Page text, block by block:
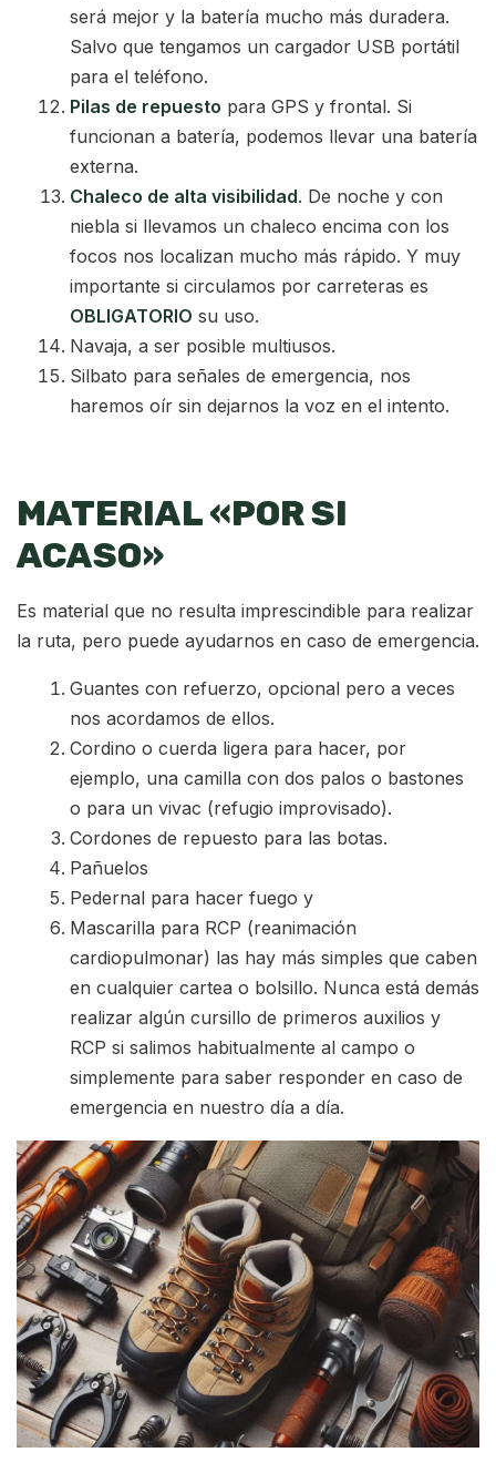
será mejor y la batería mucho más duradera.
Salvo que tengamos un cargador USB portátil
para el teléfono.
Pilas de repuesto para GPS y frontal. Si
funcionan a batería, podemos llevar una batería
externa.
Chaleco de alta visibilidad. De noche y con
niebla si llevamos un chaleco encima con los
focos nos localizan mucho más rápido. Y muy
importante si circulamos por carreteras es
OBLIGATORIO su uso.
Navaja, a ser posible multiusos.
Silbato para señales de emergencia, nos
haremos oír sin dejarnos la voz en el intento.
MATERIAL «POR SI
ACASO»
Es material que no resulta imprescindible para realizar
la ruta, pero puede ayudarnos en caso de emergencia.
Guantes con refuerzo, opcional pero a veces
nos acordamos de ellos.
Cordino o cuerda ligera para hacer, por
ejemplo, una camilla con dos palos o bastones
o para un vivac (refugio improvisado).
Cordones de repuesto para las botas.
Pañuelos
Pedernal para hacer fuego y
Mascarilla para RCP (reanimación
cardiopulmonar) las hay más simples que caben
en cualquier cartea o bolsillo. Nunca está demás
realizar algún cursillo de primeros auxilios y
RCP si salimos habitualmente al campo o
simplemente para saber responder en caso de
emergencia en nuestro día a día.